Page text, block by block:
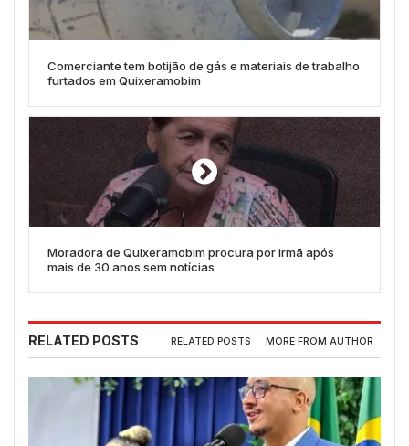
Comerciante tem botijão de gás e materiais de trabalho
furtados em Quixeramobim
Moradora de Quixeramobim procura por irmã após
mais de 30 anos sem notícias
RELATED POSTS RELATED POSTS MORE FROM AUTHOR